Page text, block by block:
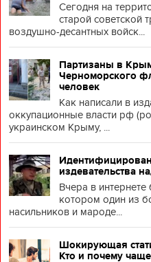
Сегодня на
старой советской
воздушно-десантных войск...
Партизаны в
Черноморского
человек
Как написали в
оккупационные власти рф
украинском Крыму, ...
издевательства
Вчера в
котором один из
насильников и мароде...
Шокирующая
Кто и почему